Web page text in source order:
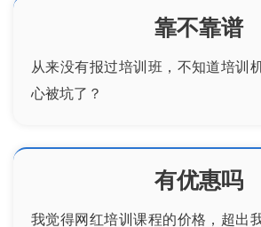
靠不靠谱
从来没有报过培训班，不知道培训
心被坑了？
有优惠吗
我觉得网红培训课程的价格，超出